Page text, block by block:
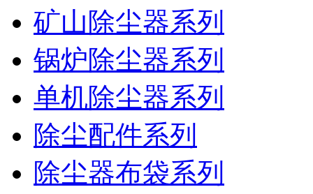
矿山除尘器系列
锅炉除尘器系列
单机除尘器系列
除尘配件系列
除尘器布袋系列